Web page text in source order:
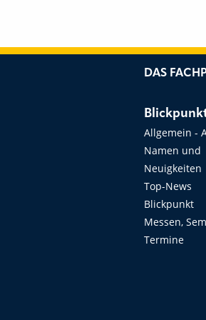
DAS
Allgemein -
Namen und
Neuigkeiten
Top-News
Blickpunkt
Messen,
Termine